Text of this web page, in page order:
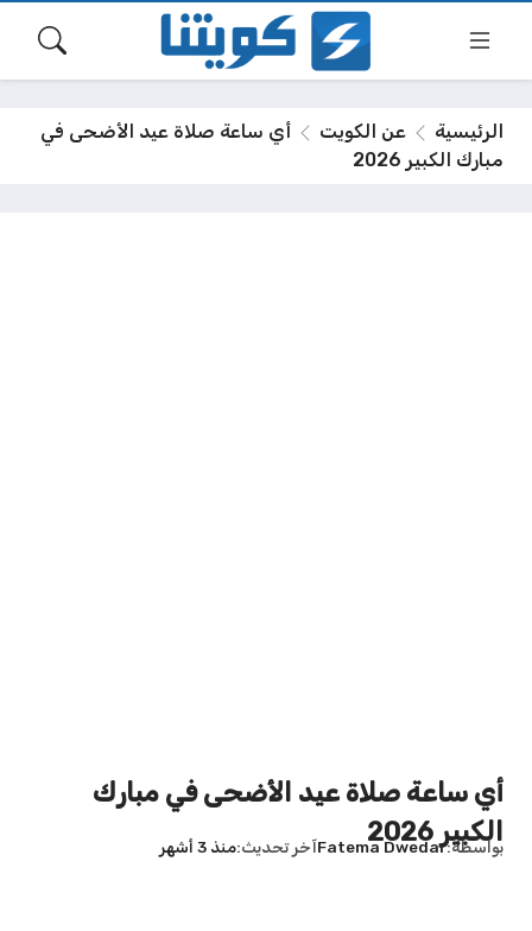
الرئيسية عن الكويت
أي ساعة صلاة عيد الأضحى في
مبارك الكبير 2026
أي ساعة صلاة عيد الأضحى في مبارك
الكبير 2026
بواسطة Fatema Dwedarآخر تحديث منذ 3 أشهر